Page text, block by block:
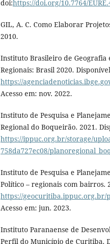
doi:https://doi.org/10.7764/
GIL, A. C. Como Elaborar
2010.
Instituto Brasileiro de Geografia
Regionais: Brasil 2020.
https://
Acesso em: nov. 2022.
Instituto de Pesquisa e
Regional do Boqueirão. 2021.
https://ippuc.org.br/storage/
758da727ec08/
Instituto de Pesquisa e
Político – regionais com bairros.
https://geocuritiba.ippuc.org.br/
Acesso em: jun. 2023.
Instituto Paranaense de
Perfil do Município de Curitiba.